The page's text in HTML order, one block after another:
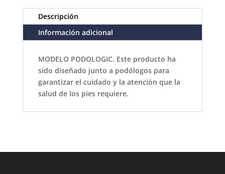
Descripción
Información adicional
MODELO PODOLOGIC. Este producto ha
sido diseñado junto a podólogos para
garantizar el cuidado y la atención que la
salud de los pies requiere.